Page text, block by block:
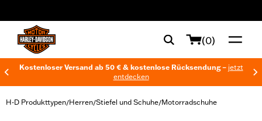
(0)
Kostenloser Versand ab 50 € & kostenlose Rücksendung – jetzt
entdecken
H-D Produkttypen/Herren/Stiefel und Schuhe/Motorradschuhe